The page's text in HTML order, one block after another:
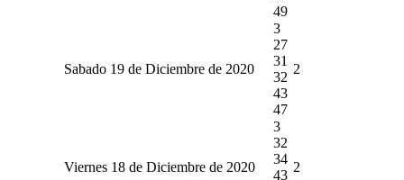
49
Sabado 19 de Diciembre de 2020
3
27
31
32
43
47
2
Viernes 18 de Diciembre de 2020
3
32
34
43
2